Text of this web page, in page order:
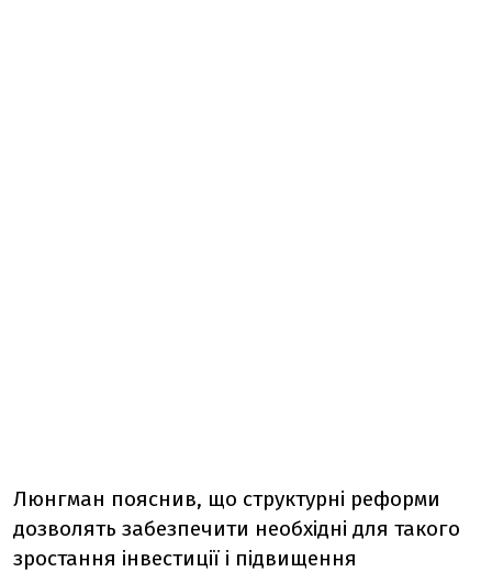
Люнгман пояснив, що структурні реформи
дозволять забезпечити необхідні для такого
зростання інвестиції і підвищення